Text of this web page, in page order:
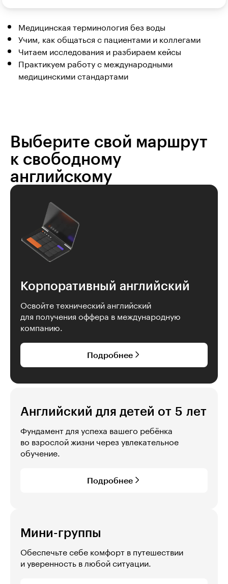
Медицинская терминология без воды
Учим, как общаться с пациентами и коллегами
Читаем исследования и разбираем кейсы
Практикуем работу с международными
медицинскими стандартами
Выберите свой маршрут
к свободному
английскому
Английский для детей от 5 лет
Фундамент для успеха вашего ребёнка
во взрослой жизни через увлекательное
обучение.
Подробнее
Мини-группы
Обеспечьте себе комфорт в путешествии
и уверенность в любой ситуации.
Корпоративный английский
Освойте технический английский
для получения оффера в международную
компанию.
Подробнее